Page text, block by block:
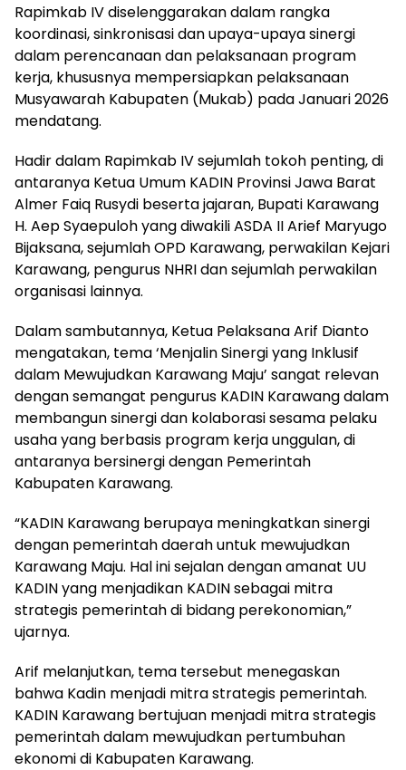
Rapimkab IV diselenggarakan dalam rangka
koordinasi, sinkronisasi dan upaya-upaya sinergi
dalam perencanaan dan pelaksanaan program
kerja, khususnya mempersiapkan pelaksanaan
Musyawarah Kabupaten (Mukab) pada Januari 2026
mendatang.
Hadir dalam Rapimkab IV sejumlah tokoh penting, di
antaranya Ketua Umum KADIN Provinsi Jawa Barat
Almer Faiq Rusydi beserta jajaran, Bupati Karawang
H. Aep Syaepuloh yang diwakili ASDA II Arief Maryugo
Bijaksana, sejumlah OPD Karawang, perwakilan Kejari
Karawang, pengurus NHRI dan sejumlah perwakilan
organisasi lainnya.
Dalam sambutannya, Ketua Pelaksana Arif Dianto
mengatakan, tema ‘Menjalin Sinergi yang Inklusif
dalam Mewujudkan Karawang Maju’ sangat relevan
dengan semangat pengurus KADIN Karawang dalam
membangun sinergi dan kolaborasi sesama pelaku
usaha yang berbasis program kerja unggulan, di
antaranya bersinergi dengan Pemerintah
Kabupaten Karawang.
“KADIN Karawang berupaya meningkatkan sinergi
dengan pemerintah daerah untuk mewujudkan
Karawang Maju. Hal ini sejalan dengan amanat UU
KADIN yang menjadikan KADIN sebagai mitra
strategis pemerintah di bidang perekonomian,”
ujarnya.
Arif melanjutkan, tema tersebut menegaskan
bahwa Kadin menjadi mitra strategis pemerintah.
KADIN Karawang bertujuan menjadi mitra strategis
pemerintah dalam mewujudkan pertumbuhan
ekonomi di Kabupaten Karawang.